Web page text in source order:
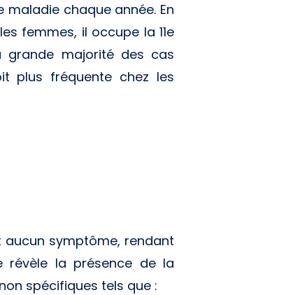
chaque année. En
femmes, il occupe la 11e
grande majorité des cas
plus fréquente chez les
symptôme, rendant
révèle la présence de la
spécifiques tels que :